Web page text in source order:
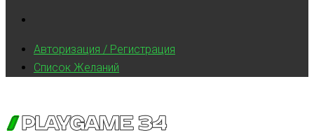
Авторизация / Регистрация
Список Желаний